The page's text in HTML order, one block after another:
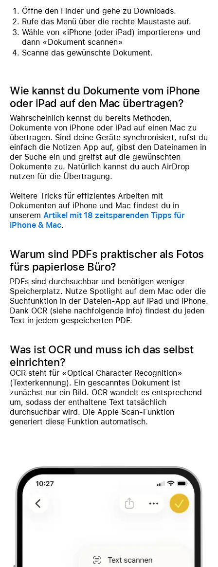
Öffne den Finder und gehe zu Downloads.
Rufe das Menü über die rechte Maustaste auf.
Wähle von «iPhone (oder iPad) importieren» und
dann «Dokument scannen»
Scanne das gewünschte Dokument.
Wie kannst du Dokumente vom iPhone
oder iPad auf den Mac übertragen?
Wahrscheinlich kennst du bereits Methoden,
Dokumente von iPhone oder iPad auf einen Mac zu
übertragen. Sind deine Geräte synchronisiert, rufst du
einfach die Notizen App auf, gibst den Dateinamen in
der Suche ein und greifst auf die gewünschten
Dokumente zu. Natürlich kannst du auch AirDrop
nutzen für die Übertragung.
Weitere Tricks für effizientes Arbeiten mit
Dokumenten auf iPhone und Mac findest du in
unserem Artikel mit 18 zeitsparenden Tipps für
iPhone & Mac.
Warum sind PDFs praktischer als Fotos
fürs papierlose Büro?
PDFs sind durchsuchbar und benötigen weniger
Speicherplatz. Nutze Spotlight auf dem Mac oder die
Suchfunktion in der Dateien-App auf iPad und iPhone.
Dank OCR (siehe nachfolgende Info) findest du jeden
Text in jedem gespeicherten PDF.
Was ist OCR und muss ich das selbst
einrichten?
OCR steht für «Optical Character Recognition»
(Texterkennung). Ein gescanntes Dokument ist
zunächst nur ein Bild. OCR wandelt es entsprechend
um, sodass der enthaltene Text tatsächlich
durchsuchbar wird. Die Apple Scan-Funktion
generiert diese Funktion automatisch.